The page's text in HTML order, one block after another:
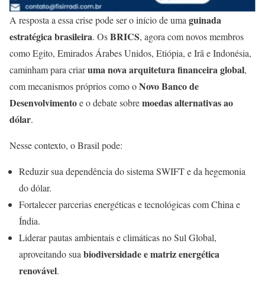
A resposta a essa crise pode ser o início de uma guinada
estratégica brasileira. OsBRICS, agora com novos membros
comoEgito, Emirados Árabes Unidos, Etiópia, e Irã eIndonésia,
caminham para criaruma nova arquitetura financeira global,
com mecanismos próprios como oNovo Banco de
Desenvolvimentoe o debate sobremoedas alternativas ao
dólar.
Nesse contexto, o Brasil pode:
Reduzir sua dependência do sistema SWIFT e da hegemonia
do dólar.
Fortalecer parcerias energéticas e tecnológicas com China e
Índia.
Liderar pautas ambientais e climáticas no Sul Global,
aproveitando sua biodiversidade e matriz energética
renovável.